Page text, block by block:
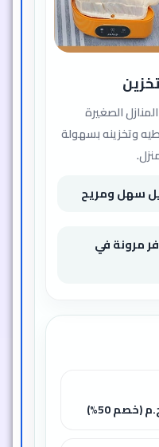
الصغيرة
طيه وتخزينه بسهولة
سهل ومريح
متر يوفر مرونة في